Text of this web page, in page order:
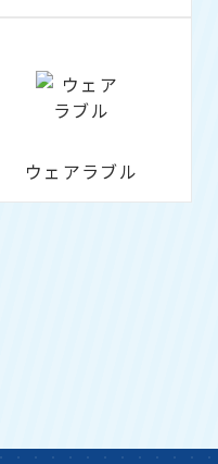
ウェアラブル